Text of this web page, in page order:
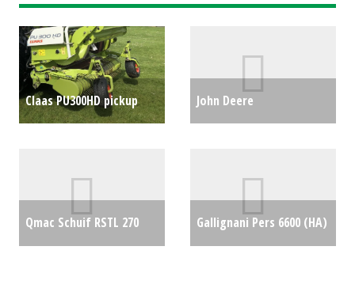
Claas PU300HD pickup
John Deere
ZIJUITWORP (WD) #27409
€30500
Qmac Schuif RSTL 270
Gallignani Pers 6600 (HA)